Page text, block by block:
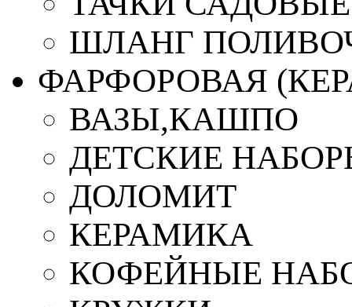
ШЛАНГ
ФАРФОРОВАЯ
ВАЗЫ,КАШПО
ДЕТСКИЕ
ДОЛОМИТ
КЕРАМИКА
КОФЕЙНЫЕ